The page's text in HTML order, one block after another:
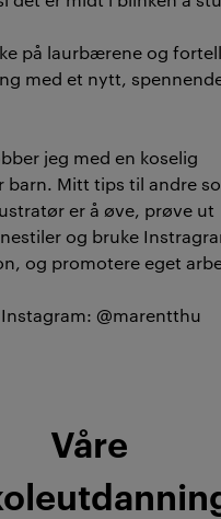
på laurbærene og
med et nytt,
jeg med en koselig
barn. Mitt tips til andre
er å øve, prøve ut
og bruke
og promotere eget
@marentthu
Våre